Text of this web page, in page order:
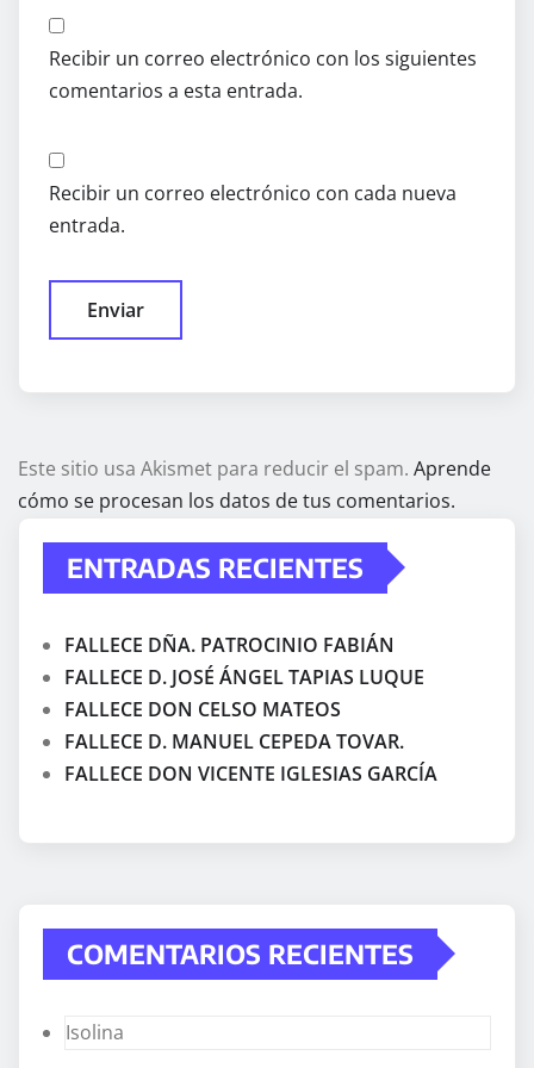
Recibir un correo electrónico con los siguientes
comentarios a esta entrada.
Recibir un correo electrónico con cada nueva
entrada.
Este sitio usa Akismet para reducir el spam. Aprende
cómo se procesan los datos de tus comentarios.
ENTRADAS RECIENTES
FALLECE DÑA. PATROCINIO FABIÁN
FALLECE D. JOSÉ ÁNGEL TAPIAS LUQUE
FALLECE DON CELSO MATEOS
FALLECE D. MANUEL CEPEDA TOVAR.
FALLECE DON VICENTE IGLESIAS GARCÍA
COMENTARIOS RECIENTES
Isolina